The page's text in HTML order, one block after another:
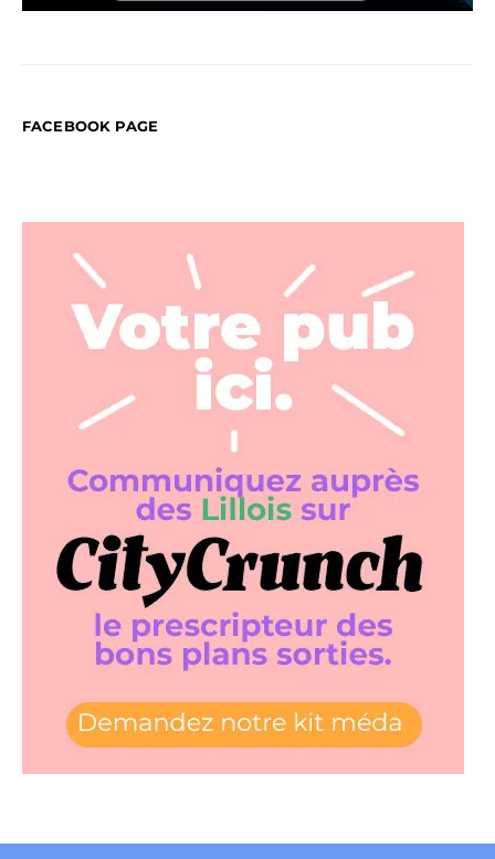
FACEBOOK PAGE